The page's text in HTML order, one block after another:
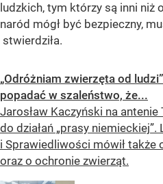
ludzkich, tym którzy są inni niż
naród mógł być bezpieczny,
stwierdziła.
„Odróżniam zwierzęta od
popadać w szaleństwo, że...
Jarosław Kaczyński na
do działań „prasy niemieckiej”.
i Sprawiedliwości mówił także
oraz o ochronie zwierząt.